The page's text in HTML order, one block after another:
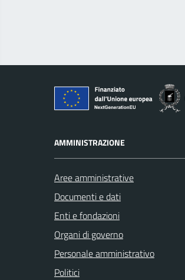
AMMINISTRAZIONE
Aree amministrative
Documenti e dati
Enti e fondazioni
Organi di governo
Personale amministrativo
Politici